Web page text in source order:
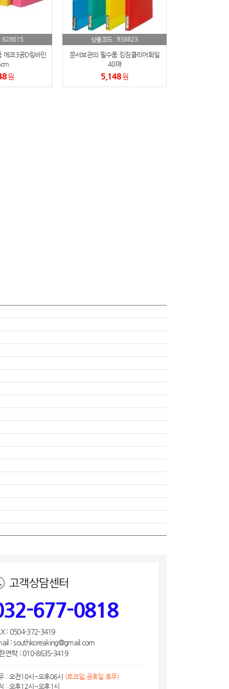
628615
에코3공D링바인
원
상품코드 : 938623
문서보관의 필수품 킹짐클리어화일
40매
5,148원
고객상담센터
677-0818
: 0504-372-3419
: southkoreaking@gmail.com
연락 : 010-8635-3419
: 오전10시~오후06시 (토요일,공휴일 휴무)
: 오후12시~오후1시